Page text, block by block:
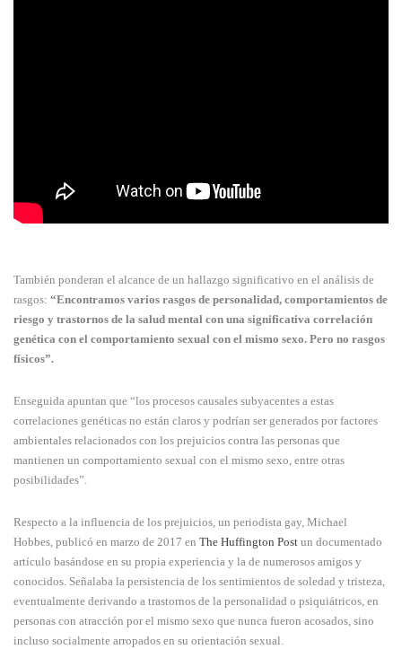
También ponderan el alcance de un hallazgo significativo en el análisis de
rasgos: “Encontramos varios rasgos de personalidad, comportamientos de
riesgo y trastornos de la salud mental con una significativa correlación
genética con el comportamiento sexual con el mismo sexo. Pero no rasgos
físicos”.
Enseguida apuntan que “los procesos causales subyacentes a estas
correlaciones genéticas no están claros y podrían ser generados por factores
ambientales relacionados con los prejuicios contra las personas que
mantienen un comportamiento sexual con el mismo sexo, entre otras
posibilidades”.
Respecto a la influencia de los prejuicios, un periodista gay, Michael
Hobbes, publicó en marzo de 2017 en The Huffington Post un documentado
artículo basándose en su propia experiencia y la de numerosos amigos y
conocidos. Señalaba la persistencia de los sentimientos de soledad y tristeza,
eventualmente derivando a trastornos de la personalidad o psiquiátricos, en
personas con atracción por el mismo sexo que nunca fueron acosados, sino
incluso socialmente arropados en su orientación sexual.